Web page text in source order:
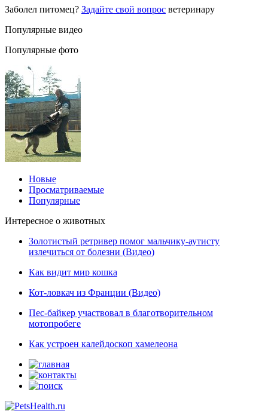
Заболел питомец? Задайте свой вопрос ветеринару
Популярные видео
Популярные фото
Новые
Просматриваемые
Популярные
Интересное о животных
Золотистый ретривер помог мальчику-аутисту
излечиться от болезни (Видео)
Как видит мир кошка
Кот-ловкач из Франции (Видео)
Пес-байкер участвовал в благотворительном
мотопробеге
Как устроен калейдоскоп хамелеона